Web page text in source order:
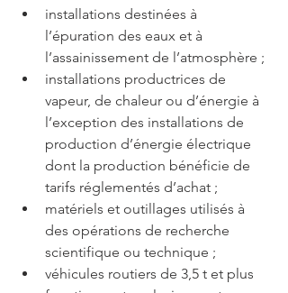
installations destinées à
l’épuration des eaux et à
l’assainissement de l’atmosphère ;
installations productrices de
vapeur, de chaleur ou d’énergie à
l’exception des installations de
production d’énergie électrique
dont la production bénéficie de
tarifs réglementés d’achat ;
matériels et outillages utilisés à
des opérations de recherche
scientifique ou technique ;
véhicules routiers de 3,5 t et plus